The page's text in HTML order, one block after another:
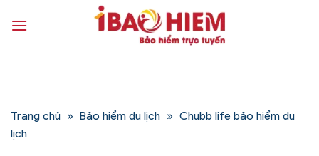
qua
Trang chủ » Bảo hiểm du lịch » Chubb life bảo hiểm du
lịch